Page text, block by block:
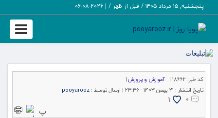
پنجشنبه, ۱۵ مرداد ۱۴۰۵ / قبل از ظهر / |
2026-08-06
Toggle
کد خبر: 18662 | آموزش و پرورش|
تاریخ انتشار : ۲۱ بهمن ۱۴۰۳ - ۲۳:۳۶ | ارسال توسط : pooyarooz
۰
1
پ